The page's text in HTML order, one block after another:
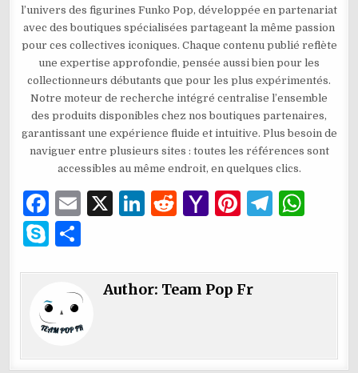
l’univers des figurines Funko Pop, développée en partenariat
avec des boutiques spécialisées partageant la même passion
pour ces collectives iconiques. Chaque contenu publié reflète
une expertise approfondie, pensée aussi bien pour les
collectionneurs débutants que pour les plus expérimentés.
Notre moteur de recherche intégré centralise l’ensemble
des produits disponibles chez nos boutiques partenaires,
garantissant une expérience fluide et intuitive. Plus besoin de
naviguer entre plusieurs sites : toutes les références sont
accessibles au même endroit, en quelques clics.
F
a
c
e
b
o
o
E
l
X
Li
e
R
di
Y
o
ai
Pi
re
T
g s
p
S
p
e
ta
g
er
Author: Team Pop Fr